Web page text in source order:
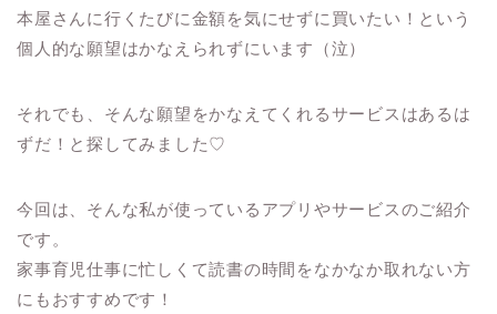
本屋さんに行くたびに金額を気にせずに買いたい！という
個人的な願望はかなえられずにいます（泣）
それでも、そんな願望をかなえてくれるサービスはあるは
ずだ！と探してみました♡
今回は、そんな私が使っているアプリやサービスのご紹介
です。
家事育児仕事に忙しくて読書の時間をなかなか取れない方
にもおすすめです！